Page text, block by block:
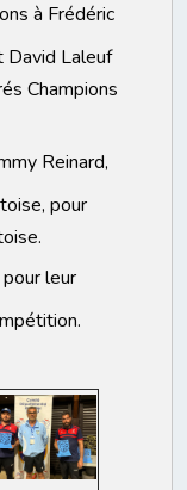
à Frédéric
David Laleuf
Champions
Reinard,
pour
leur